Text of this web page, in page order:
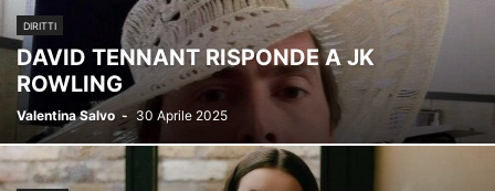
DIRITTI
DAVID TENNANT RISPONDE A JK
ROWLING
Valentina Salvo - 30 Aprile 2025